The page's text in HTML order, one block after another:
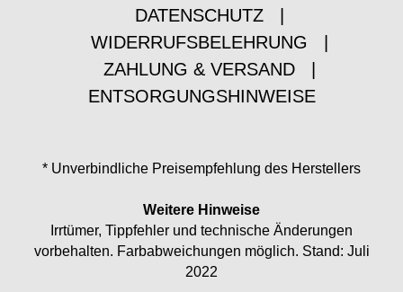
DATENSCHUTZ
WIDERRUFSBELEHRUNG
ZAHLUNG & VERSAND
ENTSORGUNGSHINWEISE
* Unverbindliche Preisempfehlung des Herstellers
Weitere Hinweise
Irrtümer, Tippfehler und technische Änderungen
vorbehalten. Farbabweichungen möglich. Stand: Juli
2022